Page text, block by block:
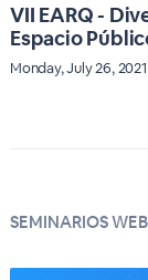
VII EARQ -
Espacio
Monday, July 26,
SEMINARIOS